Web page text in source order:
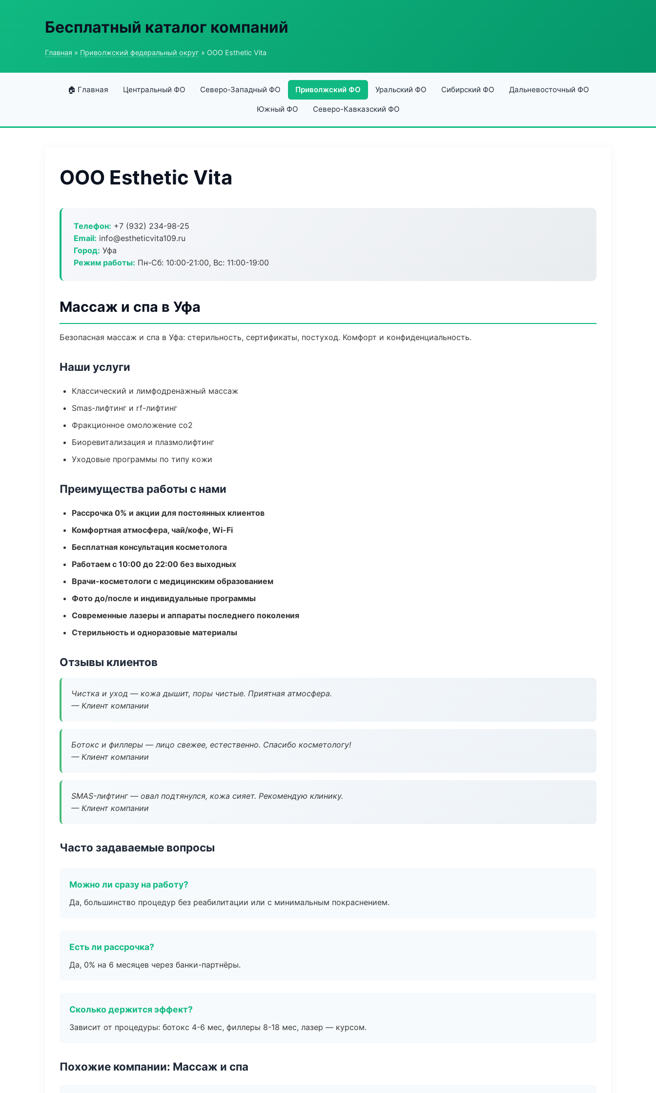
Бесплатный каталог компаний
Главная » Приволжский федеральный округ » ООО Esthetic Vita
🏠 Главная Центральный ФО Северо-Западный ФО Приволжский ФО Уральский ФО Сибирский ФО Дальневосточный ФО
Южный ФО Северо-Кавказский ФО
ООО Esthetic Vita
Телефон: +7 (932) 234-98-25
Email: info@estheticvita109.ru
Город: Уфа
Режим работы: Пн-Сб: 10:00-21:00, Вс: 11:00-19:00
Массаж и спа в Уфа
Безопасная массаж и спа в Уфа: стерильность, сертификаты, постуход. Комфорт и конфиденциальность.
Наши услуги
Классический и лимфодренажный массаж
Smas-лифтинг и rf-лифтинг
Фракционное омоложение co2
Биоревитализация и плазмолифтинг
Уходовые программы по типу кожи
Преимущества работы с нами
Рассрочка 0% и акции для постоянных клиентов
Комфортная атмосфера, чай/кофе, Wi-Fi
Бесплатная консультация косметолога
Работаем с 10:00 до 22:00 без выходных
Врачи-косметологи с медицинским образованием
Фото до/после и индивидуальные программы
Современные лазеры и аппараты последнего поколения
Стерильность и одноразовые материалы
Отзывы клиентов
Чистка и уход — кожа дышит, поры чистые. Приятная атмосфера.
— Клиент компании
Ботокс и филлеры — лицо свежее, естественно. Спасибо косметологу!
— Клиент компании
SMAS-лифтинг — овал подтянулся, кожа сияет. Рекомендую клинику.
— Клиент компании
Часто задаваемые вопросы
Можно ли сразу на работу?
Да, большинство процедур без реабилитации или с минимальным покраснением.
Есть ли рассрочка?
Да, 0% на 6 месяцев через банки-партнёры.
Сколько держится эффект?
Зависит от процедуры: ботокс 4-6 мес, филлеры 8-18 мес, лазер — курсом.
Похожие компании: Массаж и спа